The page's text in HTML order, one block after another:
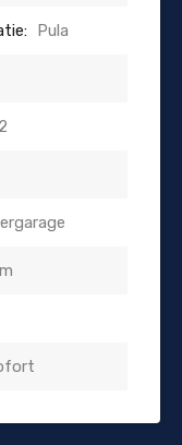
Pula
2